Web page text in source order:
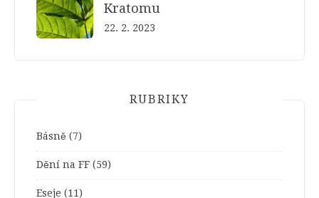
Kratomu
22. 2. 2023
RUBRIKY
Básně (7)
Dění na FF (59)
Eseje (11)